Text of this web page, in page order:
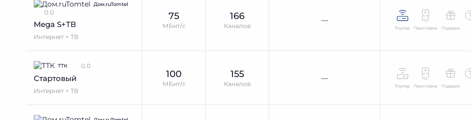
Дом.ruTomtel
0.0
Mega S+ТВ
Интернет + ТВ
75
МБит/с
166
Каналов
—
Роутер Приставка Подарок
ТТК 0.0
Стартовый
Интернет + ТВ
100
МБит/с
155
Каналов
—
Роутер Приставка Подарок